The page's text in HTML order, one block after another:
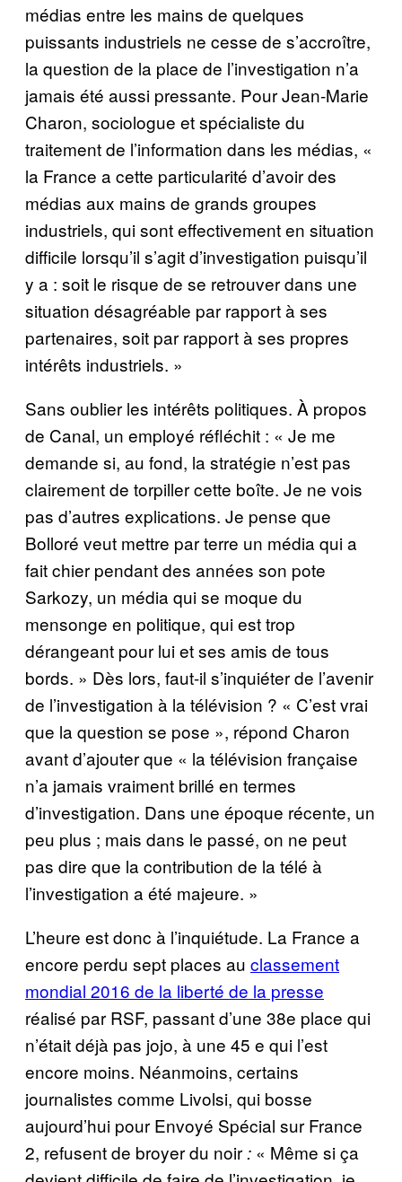
médias entre les mains de quelques
puissants industriels ne cesse de s’accroître,
la question de la place de l’investigation n’a
jamais été aussi pressante. Pour Jean-Marie
Charon, sociologue et spécialiste du
traitement de l’information dans les médias, «
la France a cette particularité d’avoir des
médias aux mains de grands groupes
industriels, qui sont effectivement en situation
difficile lorsqu’il s’agit d’investigation puisqu’il
y a : soit le risque de se retrouver dans une
situation désagréable par rapport à ses
partenaires, soit par rapport à ses propres
intérêts industriels. »
Sans oublier les intérêts politiques. À propos
de Canal, un employé réfléchit : « Je me
demande si, au fond, la stratégie n’est pas
clairement de torpiller cette boîte. Je ne vois
pas d’autres explications. Je pense que
Bolloré veut mettre par terre un média qui a
fait chier pendant des années son pote
Sarkozy, un média qui se moque du
mensonge en politique, qui est trop
dérangeant pour lui et ses amis de tous
bords. » Dès lors, faut-il s’inquiéter de l’avenir
de l’investigation à la télévision ? « C’est vrai
que la question se pose », répond Charon
avant d’ajouter que « la télévision française
n’a jamais vraiment brillé en termes
d’investigation. Dans une époque récente, un
peu plus ; mais dans le passé, on ne peut
pas dire que la contribution de la télé à
l’investigation a été majeure. »
L’heure est donc à l’inquiétude. La France a
encore perdu sept places au classement
mondial 2016 de la liberté de la presse
réalisé par RSF, passant d’une 38e place qui
n’était déjà pas jojo, à une 45 e qui l’est
encore moins. Néanmoins, certains
journalistes comme Livolsi, qui bosse
aujourd’hui pour Envoyé Spécial sur France
2, refusent de broyer du noir : « Même si ça